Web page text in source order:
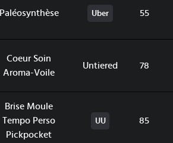
Paléosynthèse Uber 55
Coeur Soin
Aroma-Voile
Untiered 78
Brise Moule
Tempo Perso
Pickpocket
UU 85